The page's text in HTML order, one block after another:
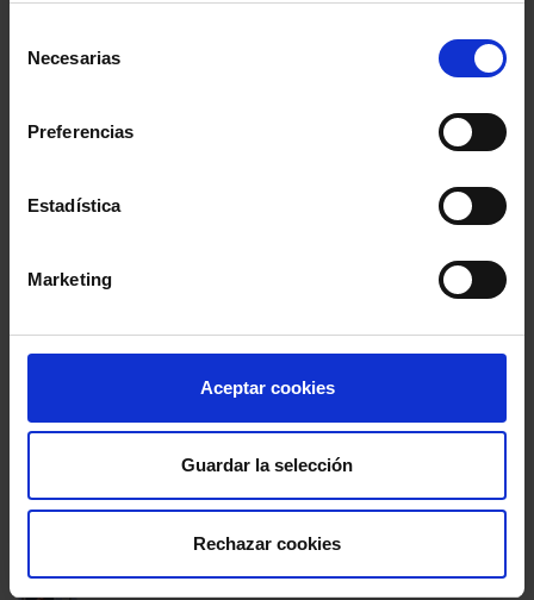
Necesarias
Preferencias
Estadística
Marketing
Aceptar cookies
Guardar la selección
Rechazar cookies
Podcast Abogacía
Agenda
Entrevistas
Opinión y análisis
Sala de Prensa
PUBLICACIONES PARA ESTAR AL DÍA
Blogs